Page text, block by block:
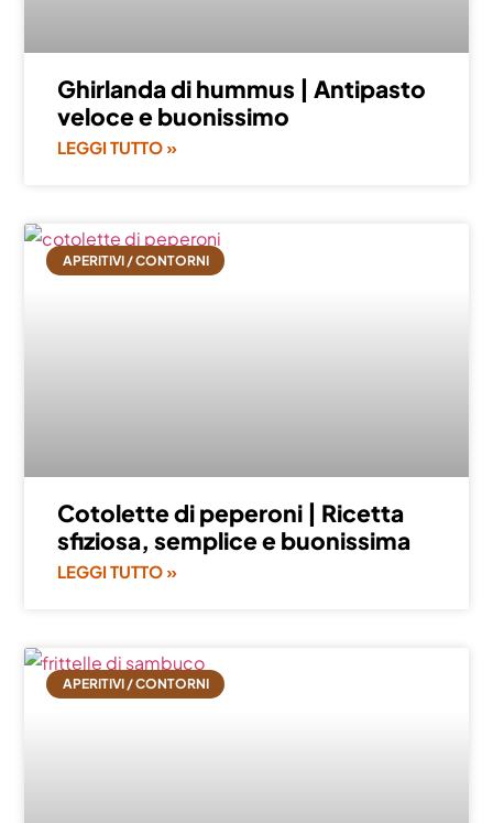
Ghirlanda di hummus | Antipasto
veloce e buonissimo
LEGGI TUTTO »
APERITIVI / CONTORNI
Cotolette di peperoni | Ricetta
sfiziosa, semplice e buonissima
LEGGI TUTTO »
APERITIVI / CONTORNI